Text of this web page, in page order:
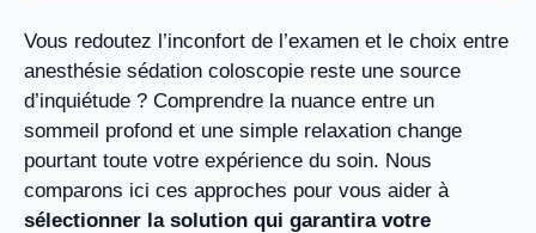
Vous redoutez l’inconfort de l’examen et le choix entre
anesthésie sédation coloscopie reste une source
d’inquiétude ? Comprendre la nuance entre un
sommeil profond et une simple relaxation change
pourtant toute votre expérience du soin. Nous
comparons ici ces approches pour vous aider à
sélectionner la solution qui garantira votre